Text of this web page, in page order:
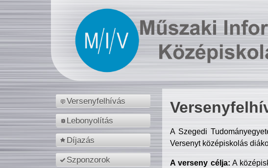
Versenyfelhívás
Lebonyolítás
Díjazás
Szponzorok
A Szegedi
Versenyt középiskolás
A verseny célja: A